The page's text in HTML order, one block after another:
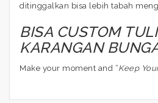
ditinggalkan bisa lebih tabah
BISA CUSTOM
KARANGAN
Make your moment and “Keep